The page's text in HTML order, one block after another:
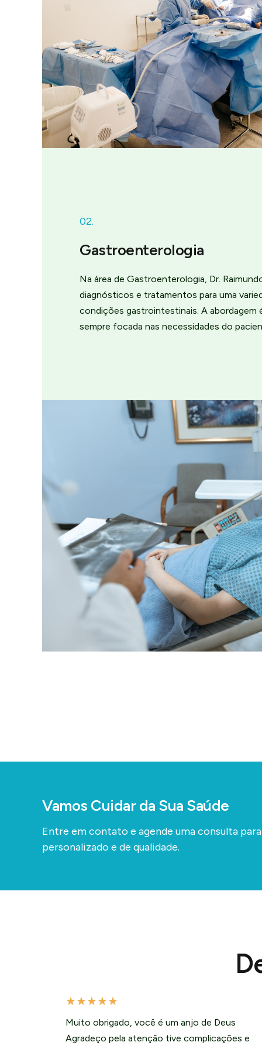
02.
Gastroenterologia
Na área de Gastroenterologia, Dr.
diagnósticos e tratamentos para uma
condições gastrointestinais. A abordagem
sempre focada nas necessidades do
Vamos Cuidar da Sua Saúde
Entre em contato e agende uma consulta
personalizado e de qualidade.
★★★★★
Muito obrigado, você é um anjo de Deus
Agradeço pela atenção tive complicações e